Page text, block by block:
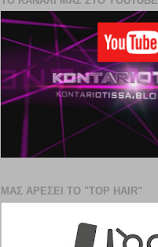
ΜΑΣ ΑΡΕΣΕΙ ΤΟ "TOP HAIR"